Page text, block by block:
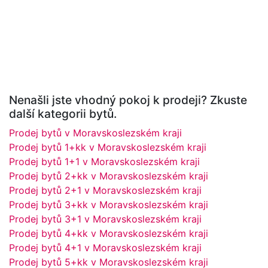
Nenašli jste vhodný pokoj k prodeji? Zkuste
další kategorii bytů.
Prodej bytů v Moravskoslezském kraji
Prodej bytů 1+kk v Moravskoslezském kraji
Prodej bytů 1+1 v Moravskoslezském kraji
Prodej bytů 2+kk v Moravskoslezském kraji
Prodej bytů 2+1 v Moravskoslezském kraji
Prodej bytů 3+kk v Moravskoslezském kraji
Prodej bytů 3+1 v Moravskoslezském kraji
Prodej bytů 4+kk v Moravskoslezském kraji
Prodej bytů 4+1 v Moravskoslezském kraji
Prodej bytů 5+kk v Moravskoslezském kraji